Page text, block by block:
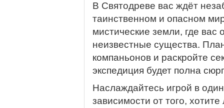
В Святодреве вас ждёт
таинственном и опасном
мистические земли, где
неизвестные существа.
компаньонов и раскройте
экспедиция будет полна
Наслаждайтесь игрой в
зависимости от того,